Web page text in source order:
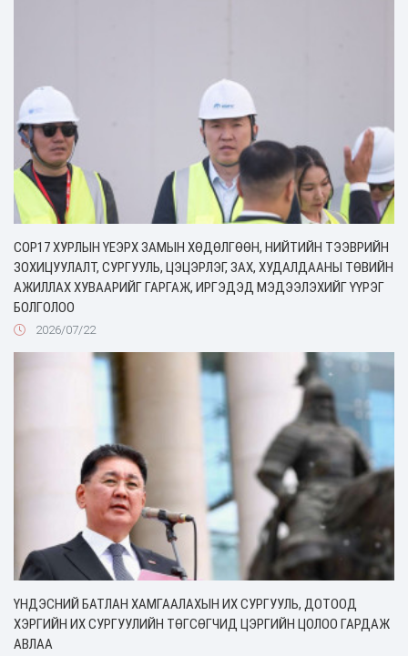
COP17 ХУРЛЫН ҮЕЭРХ ЗАМЫН ХӨДӨЛГӨӨН, НИЙТИЙН ТЭЭВРИЙН
ЗОХИЦУУЛАЛТ, СУРГУУЛЬ, ЦЭЦЭРЛЭГ, ЗАХ, ХУДАЛДААНЫ ТӨВИЙН
АЖИЛЛАХ ХУВААРИЙГ ГАРГАЖ, ИРГЭДЭД МЭДЭЭЛЭХИЙГ ҮҮРЭГ
БОЛГОЛОО
2026/07/22
ҮНДЭСНИЙ БАТЛАН ХАМГААЛАХЫН ИХ СУРГУУЛЬ, ДОТООД
ХЭРГИЙН ИХ СУРГУУЛИЙН ТӨГСӨГЧИД ЦЭРГИЙН ЦОЛОО ГАРДАЖ
АВЛАА